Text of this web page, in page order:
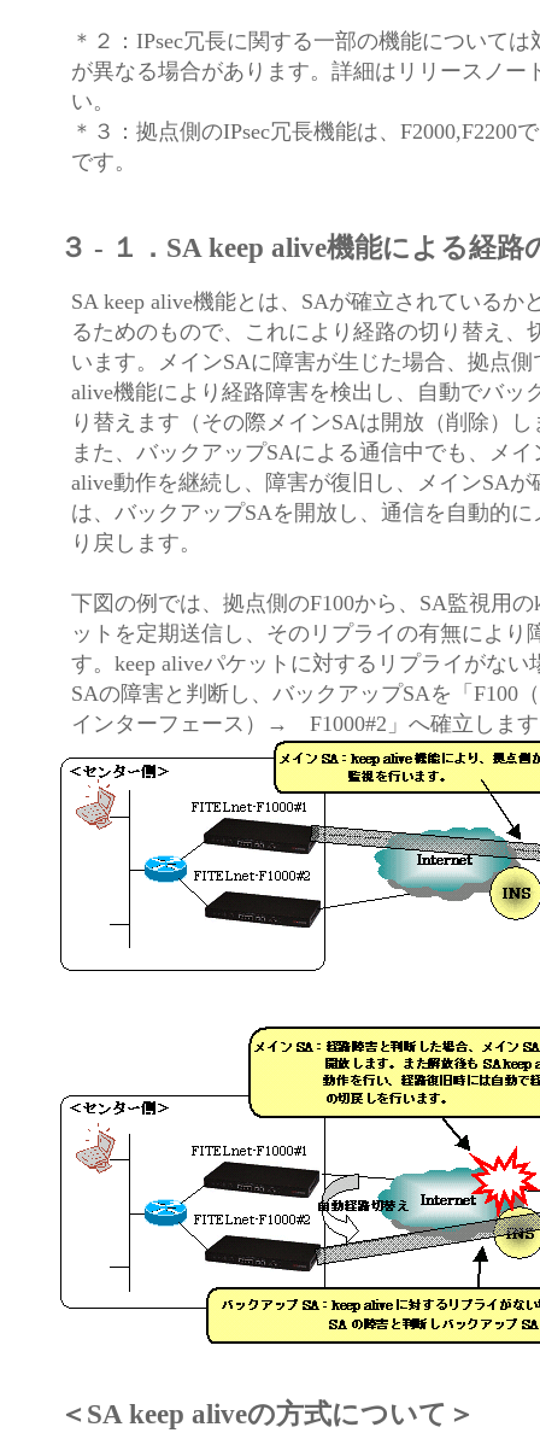
＊２：IPsec冗長に関する一部の機能について
が異なる場合があります。詳細はリリースノー
い。
＊３：拠点側のIPsec冗長機能は、F2000,F2200
です。
３ - １．SA keep alive機能による経路
SA keep alive機能とは、SAが確立されているか
るためのもので、これにより経路の切り替え、
います。メインSAに障害が生じた場合、拠点側
alive機能により経路障害を検出し、自動でバッ
り替えます（その際メインSAは開放（削除）し
また、バックアップSAによる通信中でも、メイ
alive動作を継続し、障害が復旧し、メインSAが
は、バックアップSAを開放し、通信を自動的に
り戻します。
下図の例では、拠点側のF100から、SA監視用の
ットを定期送信し、そのリプライの有無により
す。keep aliveパケットに対するリプライがない
SAの障害と判断し、バックアップSAを「F100
インターフェース）→ F1000#2」へ確立しま
＜SA keep aliveの方式について＞